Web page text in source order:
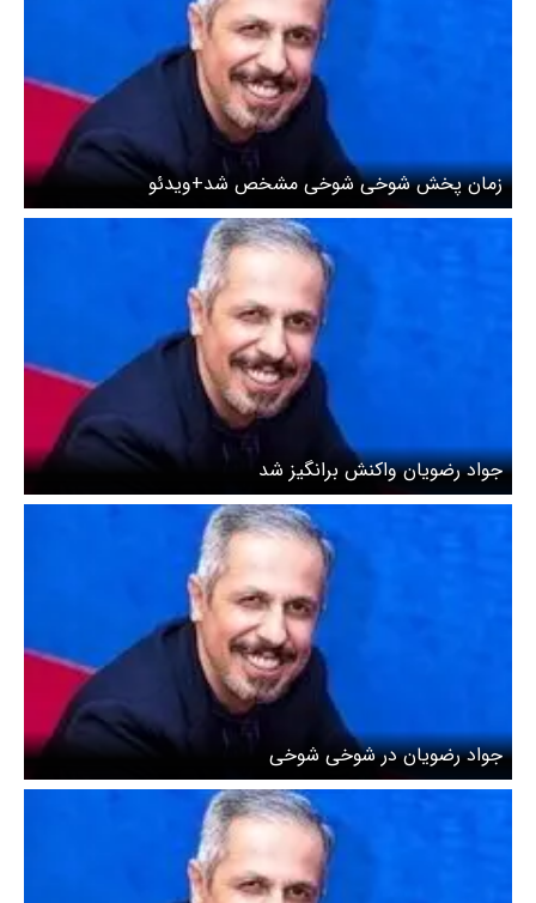
زمان پخش شوخی شوخی مشخص شد+ویدئو
جواد رضویان واکنش برانگیز شد
جواد رضویان در شوخی شوخی